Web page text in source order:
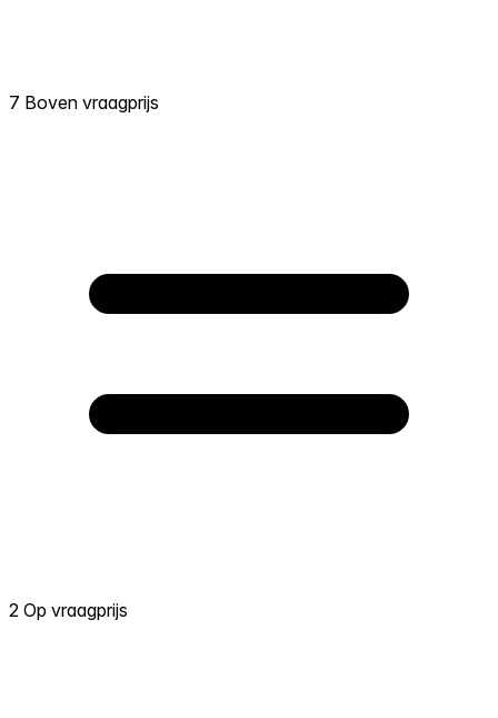
7 Boven vraagprijs
2 Op vraagprijs